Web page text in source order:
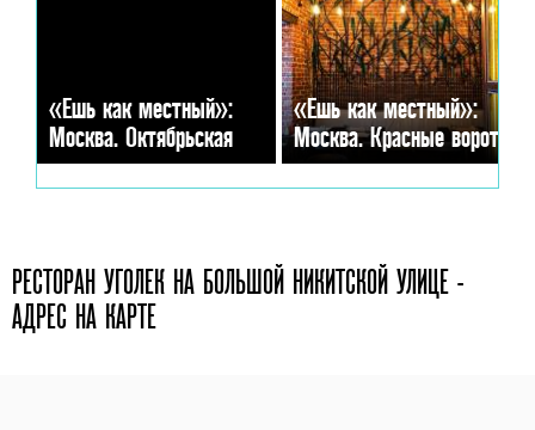
«Ешь как местный»:
Москва. Октябрьская
«Ешь как местный»:
Москва. Красные ворота
РЕСТОРАН УГОЛЕК НА БОЛЬШОЙ НИКИТСКОЙ УЛИЦЕ -
АДРЕС НА КАРТЕ